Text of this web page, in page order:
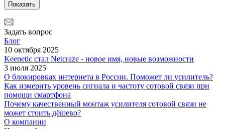
Показать
Задать вопрос
Блог
10 октября 2025
Keenetic стал Netcraze - новое имя, новые возможности
3 июля 2025
О блокировках интернета в России. Поможет ли усилитель?
Как измерить уровень сигнала и частоту сотовой связи при
помощи смартфона
Почему качественный монтаж усилителя сотовой связи не
может стоить дёшево?
О компании